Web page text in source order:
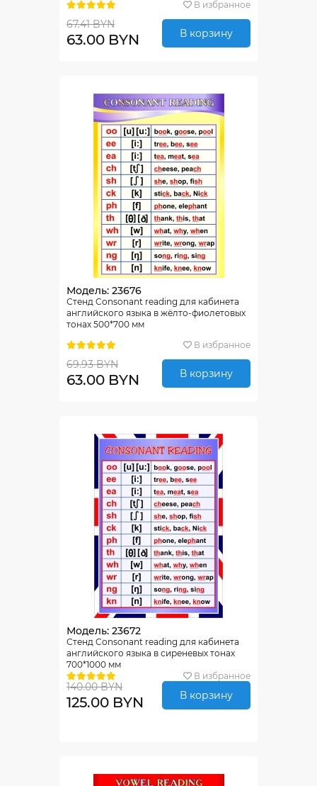
В избранное
67.41 BYN
63.00 BYN В корзину
Модель: 23676
Стенд Consonant reading для кабинета
английского языка в жёлто-фиолетовых
тонах 500*700 мм
В избранное
69.93 BYN
63.00 BYN В корзину
Модель: 23672
Стенд Consonant reading для кабинета
английского языка в сиреневых тонах
700*1000 мм
В избранное
140.00 BYN
125.00 BYN В корзину